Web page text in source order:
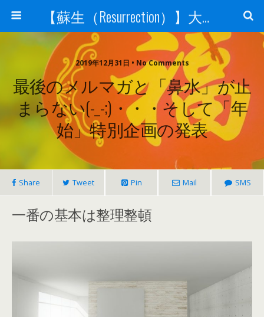
【蘇生（Resurrection）】大宇宙と人体の神秘を紐解く
2019年12月31日 • No Comments
最後のメルマガと「鼻水」が止
まらない(-_-;)・・・そして「年
始」特別企画の発表
Share Tweet Pin Mail SMS
一番の基本は整理整頓